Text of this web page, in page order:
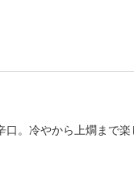
。冷やから上燗まで楽